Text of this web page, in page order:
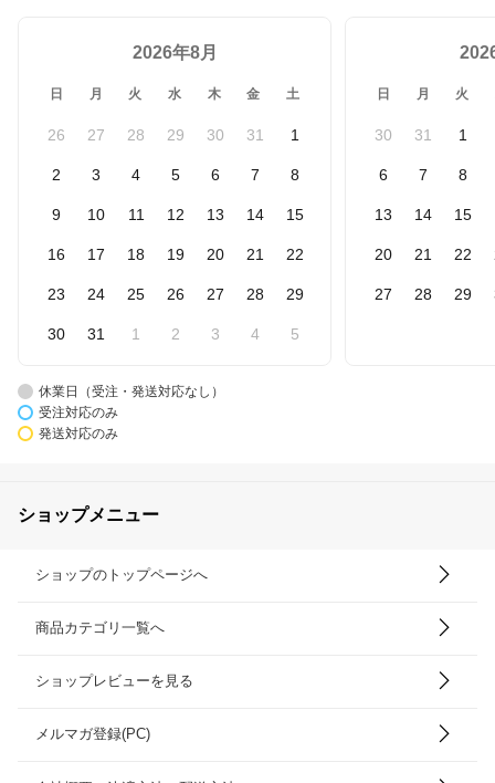
2026年8月
日 月 火 水 木 金 土
26 27 28 29 30 31 1
2 3 4 5 6 7 8
9 10 11 12 13 14 15
16 17 18 19 20 21 22
23 24 25 26 27 28 29
30 31 1 2 3 4 5
日 月 火
30 31 1
6 7 8
13 14 15
20 21 22
27 28 29
休業日（受注・発送対応なし）
受注対応のみ
発送対応のみ
ショップメニュー
ショップのトップページへ
商品カテゴリ一覧へ
ショップレビューを見る
メルマガ登録(PC)